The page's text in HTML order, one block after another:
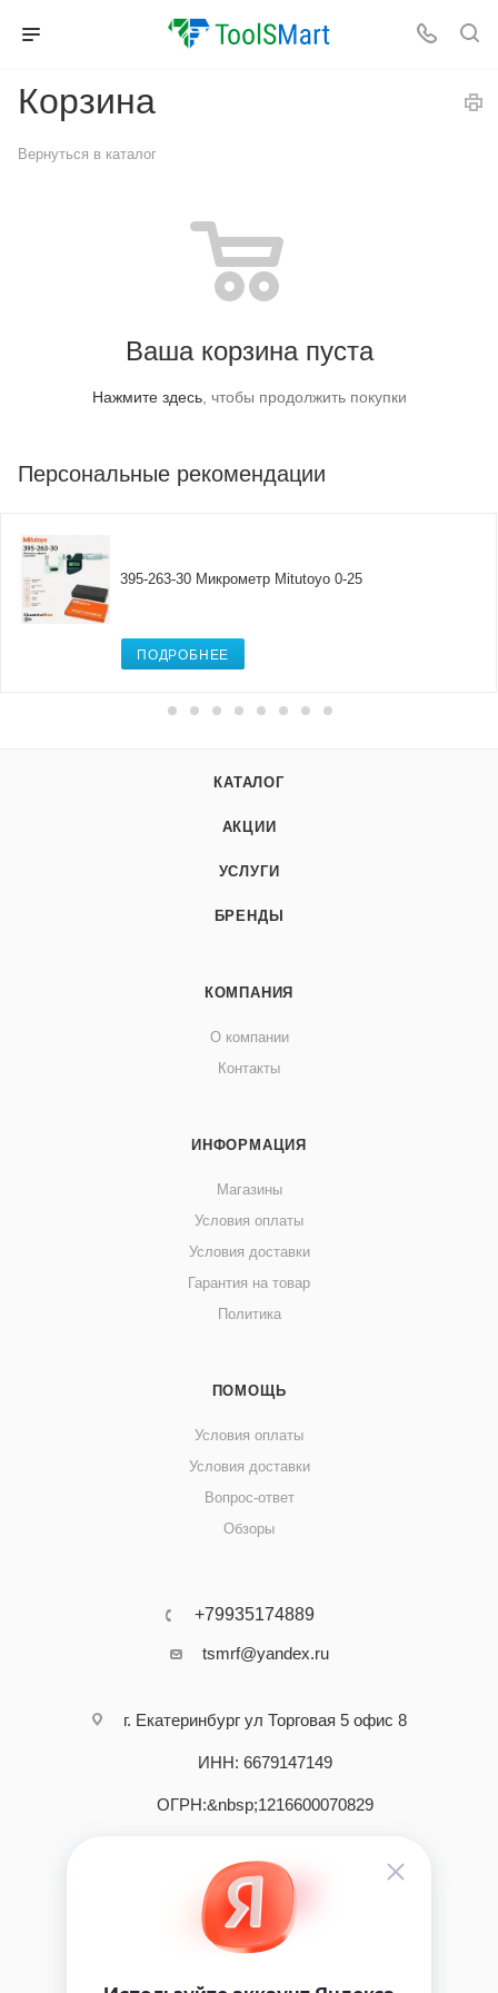
Корзина
Вернуться в каталог
Ваша корзина пуста
Нажмите здесь, чтобы продолжить покупки
Персональные рекомендации
395-263-30 Микрометр Mitutoyo 0-25
ПОДРОБНЕЕ
КАТАЛОГ
АКЦИИ
УСЛУГИ
БРЕНДЫ
КОМПАНИЯ
О компании
Контакты
ИНФОРМАЦИЯ
Магазины
Условия оплаты
Условия доставки
Гарантия на товар
Политика
ПОМОЩЬ
Условия оплаты
Условия доставки
Вопрос-ответ
Обзоры
+79935174889
tsmrf@yandex.ru
г. Екатеринбург ул Торговая 5 офис 8
ИНН: 6679147149
ОГРН:&nbsp;1216600070829